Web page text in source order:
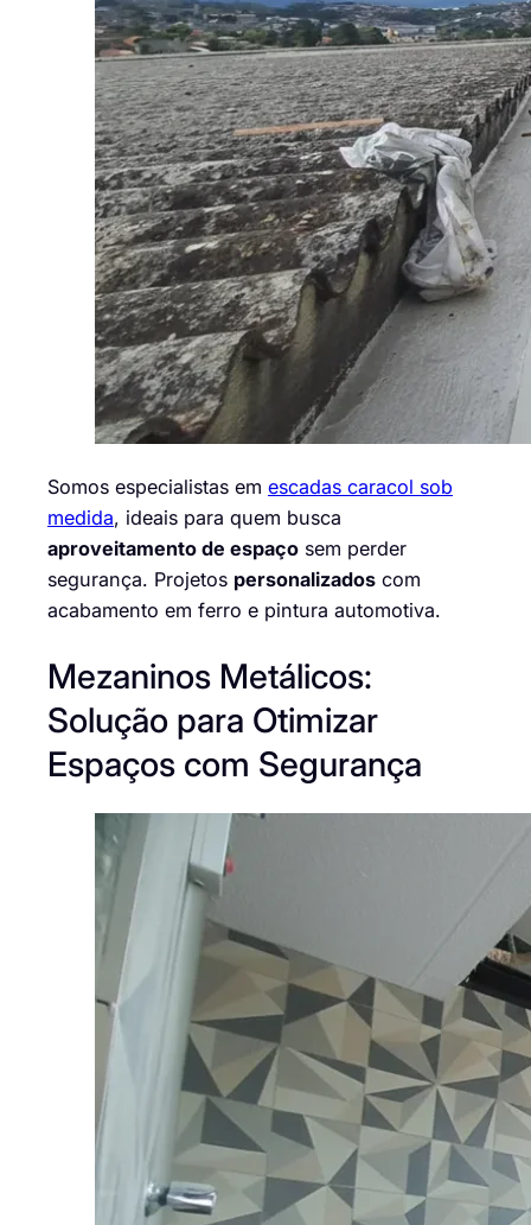
Somos especialistas em escadas caracol sob
medida, ideais para quem busca
aproveitamento de espaço sem perder
segurança. Projetos personalizados com
acabamento em ferro e pintura automotiva.
Mezaninos Metálicos:
Solução para Otimizar
Espaços com Segurança